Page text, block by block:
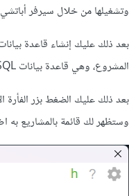
وتشغيلها من خلال سيرفر
المشروع، وهي قاعدة بيانات MySQL، وفي حال كان المشروع يستخدم قاعدة بيانات أخرى فاستخدمها لا مشكلة.
وستظهر لك قائمة بالمشاريع